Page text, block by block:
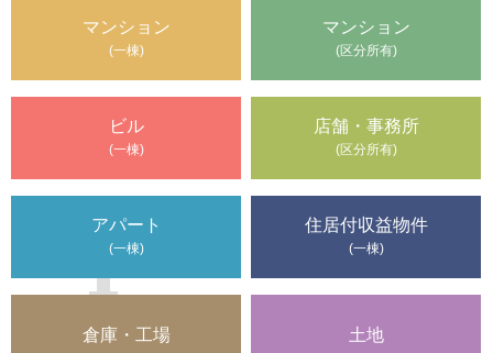
マンション
(一棟)
マンション
(区分所有)
ビル
(一棟)
店舗・事務所
(区分所有)
アパート
(一棟)
住居付収益物件
(一棟)
倉庫・工場 土地